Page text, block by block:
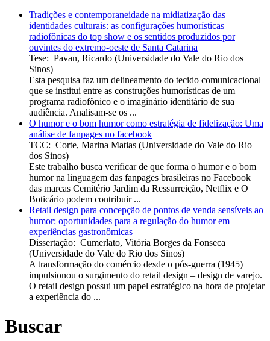
Tradições e contemporaneidade na midiatização das
identidades culturais: as configurações humorísticas
radiofônicas do top show e os sentidos produzidos por
ouvintes do extremo-oeste de Santa Catarina
Tese: Pavan, Ricardo (Universidade do Vale do Rio dos
Sinos)
Esta pesquisa faz um delineamento do tecido comunicacional
que se institui entre as construções humorísticas de um
programa radiofônico e o imaginário identitário de sua
audiência. Analisam-se os ...
O humor e o bom humor como estratégia de fidelização: Uma
análise de fanpages no facebook
TCC: Corte, Marina Matias (Universidade do Vale do Rio
dos Sinos)
Este trabalho busca verificar de que forma o humor e o bom
humor na linguagem das fanpages brasileiras no Facebook
das marcas Cemitério Jardim da Ressurreição, Netflix e O
Boticário podem contribuir ...
Retail design para concepção de pontos de venda sensíveis ao
humor: oportunidades para a regulação do humor em
experiências gastronômicas
Dissertação: Cumerlato, Vitória Borges da Fonseca
(Universidade do Vale do Rio dos Sinos)
A transformação do comércio desde o pós-guerra (1945)
impulsionou o surgimento do retail design – design de varejo.
O retail design possui um papel estratégico na hora de projetar
a experiência do ...
Buscar